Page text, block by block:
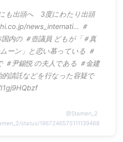
も出頭へ 3度にわたり出頭
news_internati… ＃
内の ＃壺議員 どもが「＃真
ーン」と恋い慕っている ＃
＃尹錫悦 の夫人である ＃金建
請託などを行なった容疑で
@Stamen_2
status/1967246575111139468